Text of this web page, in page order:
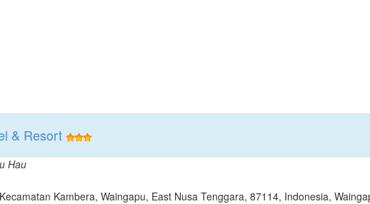
& Resort
Hau
Kambera, Waingapu, East Nusa Tenggara, 87114, Indonesia,